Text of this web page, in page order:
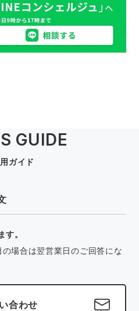
GUIDE
ガイド
。
場合は翌営業日のご回答にな
合わせ